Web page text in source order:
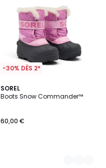
-30% DÈS 2*
SOREL
Boots Snow Commander™
60,00 €
2
Couleurs